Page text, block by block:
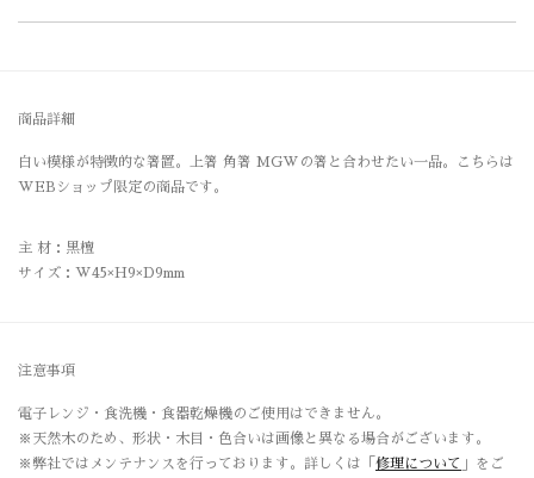
商品詳細
白い模様が特徴的な箸置。上箸 角箸 MGWの箸と合わせたい一品。こちらは
WEBショップ限定の商品です。
主 材：黒檀
サイズ：W45×H9×D9mm
注意事項
電子レンジ・食洗機・食器乾燥機のご使用はできません。
※天然木のため、形状・木目・色合いは画像と異なる場合がございます。
※弊社ではメンテナンスを行っております。詳しくは「 修理について 」をご